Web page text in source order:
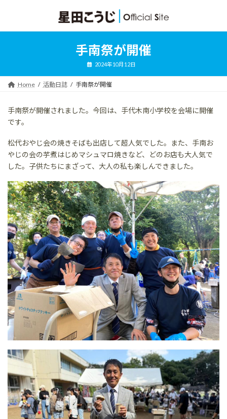
ン
ッ
ー
移
手南祭が開催
2024年10月12日
Home 活動日誌 手南祭が開催
手南祭が開催されました。今回は、手代木南小学校を会場に開催
です。
松代おやじ会の焼きそばも出店して超人気でした。また、手南お
やじの会の芋煮はじめマシュマロ焼きなど、どのお店も大人気で
した。子供たちにまざって、大人の私も楽しんできました。